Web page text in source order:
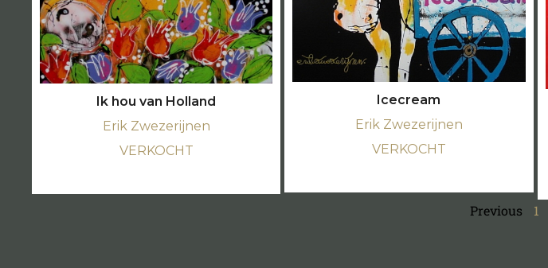
Ik hou van Holland
Erik Zwezerijnen
VERKOCHT
Icecream
Erik Zwezerijnen
VERKOCHT
Previous 1